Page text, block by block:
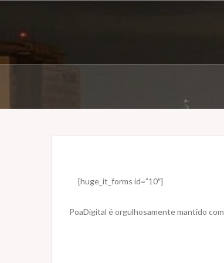
[huge_it_forms id=”10″]
PoaDigital é orgulhosamente mantido com